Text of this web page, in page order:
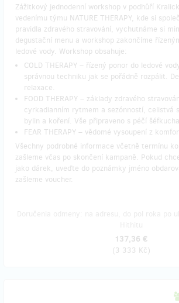
Zážitkový jednodenní workshop v podhůří
vedenímu týmu NATURE THERAPY, kde si
pravidla zdravého stravování, vychutnáme si
degustační menu a workshop zakončíme
ledové vody. Workshop obsahuje:
COLD THERAPY – řízený ponor do ledové
správnou techniku jak se pořádně rozpálit.
relaxace.
FOOD THERAPY – základy zdravého
cyrkadianním rytmem a sezónností, celistvá
bylin a koření. Vše připraveno s péčí
FEAR THERAPY – vědomé vysoupení z
Všechny podrobné informace včetně termínu
zašleme včas po skončení kampaně. Pokud
jako dárek, uveďte do poznámky jméno
zašleme voucher.
137,36 €
(3 333 Kč)